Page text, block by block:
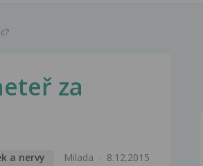
za
a nervy Milada 8.12.2015